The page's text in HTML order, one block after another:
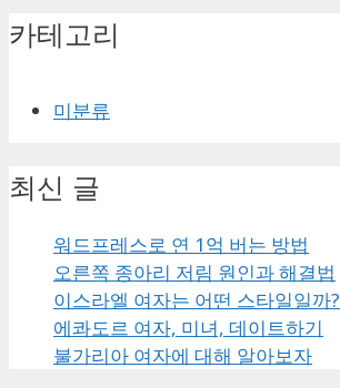
카테고리
미분류
최신 글
워드프레스로 연 1억 버는 방법
오른쪽 종아리 저림 원인과 해결법
이스라엘 여자는 어떤 스타일일까?
에콰도르 여자, 미녀, 데이트하기
불가리아 여자에 대해 알아보자